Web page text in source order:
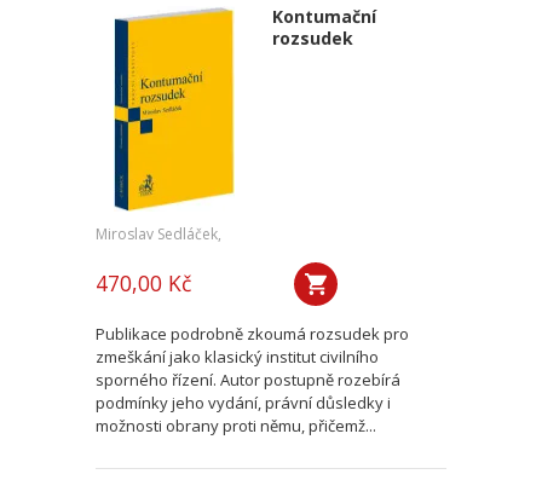
Kontumační
rozsudek
Miroslav Sedláček,
470,00 Kč
Publikace podrobně zkoumá rozsudek pro
zmeškání jako klasický institut civilního
sporného řízení. Autor postupně rozebírá
podmínky jeho vydání, právní důsledky i
možnosti obrany proti němu, přičemž...